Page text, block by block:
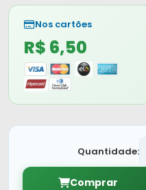
Nos cartões
R$ 6,50
Quantidade:
Comprar